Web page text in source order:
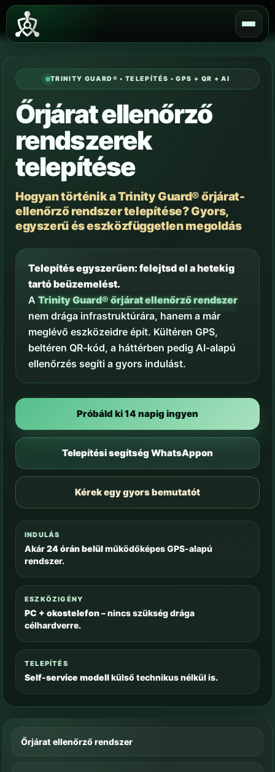
Skip
content
TRINITY GUARD® • TELEPÍTÉS • GPS + QR + AI
Őrjárat ellenőrző
rendszerek
telepítése
Hogyan történik a Trinity Guard® őrjárat-
ellenőrző rendszer telepítése? Gyors,
egyszerű és eszközfüggetlen megoldás
Telepítés egyszerűen: felejtsd el a hetekig
tartó beüzemelést.
A Trinity Guard® őrjárat ellenőrző rendszer
nem drága infrastruktúrára, hanem a már
meglévő eszközeidre épít. Kültéren GPS,
beltéren QR-kód, a háttérben pedig AI-alapú
ellenőrzés segíti a gyors indulást.
Próbáld ki 14 napig ingyen
Telepítési segítség WhatsAppon
Kérek egy gyors bemutatót
INDULÁS
Akár24 órán belülműködőképes GPS-alapú
rendszer.
ESZKÖZIGÉNY
PC + okostelefon– nincs szükség drága
célhardverre.
TELEPÍTÉS
Self-service modellkülső technikus nélkül is.
Őrjárat ellenőrző rendszer